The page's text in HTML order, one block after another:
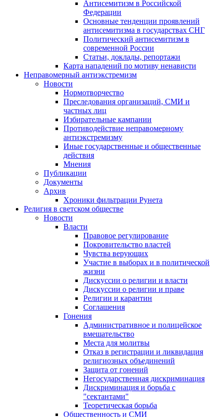
Антисемитизм в Российской
Федерации
Основные тенденции проявлений
антисемитизма в государствах СНГ
Политический антисемитизм в
современной России
Статьи, доклады, репортажи
Карта нападений по мотиву ненависти
Неправомерный антиэкстремизм
Новости
Нормотворчество
Преследования организаций, СМИ и
частных лиц
Избирательные кампании
Противодействие неправомерному
антиэкстремизму
Иные государственные и общественные
действия
Мнения
Публикации
Документы
Архив
Хроники фильтрации Рунета
Религия в светском обществе
Новости
Власти
Правовое регулирование
Покровительство властей
Чувства верующих
Участие в выборах и в политической
жизни
Дискуссии о религии и власти
Дискуссии о религии и праве
Религии и карантин
Соглашения
Гонения
Административное и полицейское
вмешательство
Места для молитвы
Отказ в регистрации и ликвидация
религиозных объединений
Защита от гонений
Негосударственная дискриминация
Дискриминация и борьба с
"сектантами"
Теоретическая борьба
Общественность и СМИ